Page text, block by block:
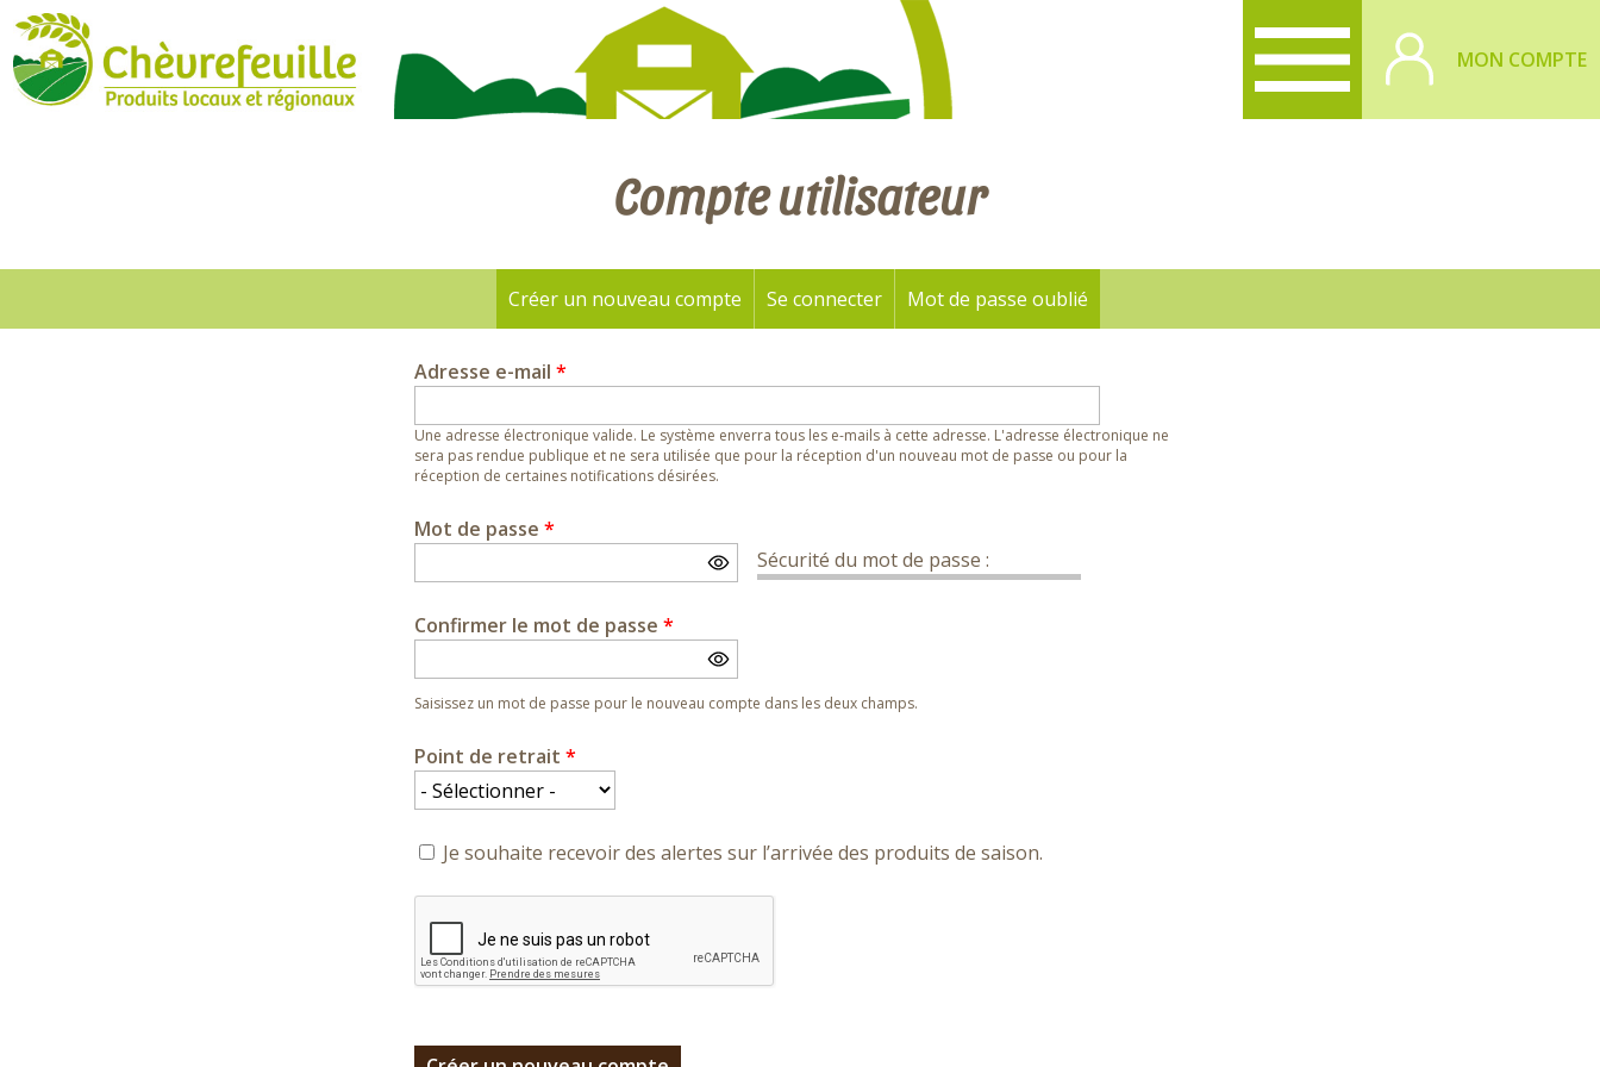
MON COMPTE
Compte utilisateur
Onglets
Créer un nouveau compte (onglet actif)
Se connecter Mot de passe oublié
Adresse e-mail *
Une adresse électronique valide. Le système enverra tous les e-mails à cette adresse. L'adresse électronique ne
sera pas rendue publique et ne sera utilisée que pour la réception d'un nouveau mot de passe ou pour la
réception de certaines notifications désirées.
Mot de passe *
Sécurité du mot de passe :
Confirmer le mot de passe *
Saisissez un mot de passe pour le nouveau compte dans les deux champs.
Point de retrait *
Je souhaite recevoir des alertes sur l’arrivée des produits de saison.